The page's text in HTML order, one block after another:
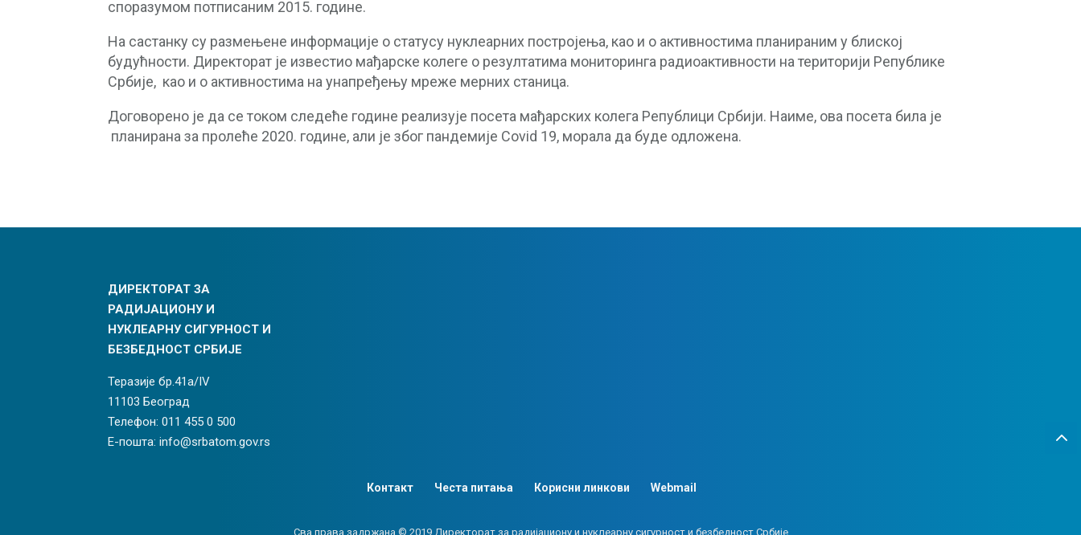
споразумом потписаним 2015. године.
На састанку су размењене информације о статусу нуклеарних постројења, као и о активностима планираним у блиској
будућности. Директорат је известио мађарске колеге о резултатима мониторинга радиоактивности на територији Републике
Србије, као и о активностима на унапређењу мреже мерних станица.
Договорено је да се током следеће године реализује посета мађарских колега Републици Србији. Наиме, ова посета била је
планирана за пролеће 2020. године, али је због пандемије Covid 19, морала да буде одложена.
ДИРЕКТОРАТ ЗА
РАДИЈАЦИОНУ И
НУКЛЕАРНУ СИГУРНОСТ И
БЕЗБЕДНОСТ СРБИЈЕ
Теразије бр.41а/IV
11103 Београд
Телефон: 011 455 0 500
Е-пошта: info@srbatom.gov.rs
Контакт Честа питања Корисни линкови Webmail
Сва права задржана © 2019 Директорат за радијациону и нуклеарну сигурност и безбедност Србије